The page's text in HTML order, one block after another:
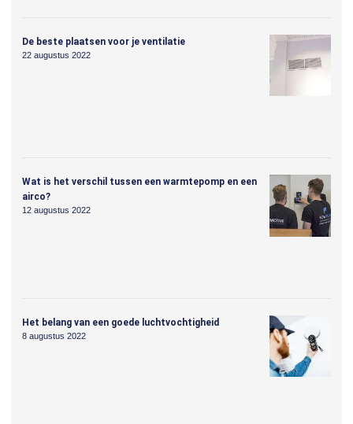
De beste plaatsen voor je ventilatie
22 augustus 2022
Wat is het verschil tussen een warmtepomp en een
airco?
12 augustus 2022
Het belang van een goede luchtvochtigheid
8 augustus 2022